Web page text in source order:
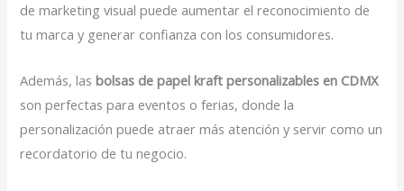
de marketing visual puede aumentar el reconocimiento de
tu marca y generar confianza con los consumidores.
Además, lasbolsas de papel kraft personalizables en CDMX
son perfectas para eventos o ferias, donde la
personalización puede atraer más atención y servir como un
recordatorio de tu negocio.